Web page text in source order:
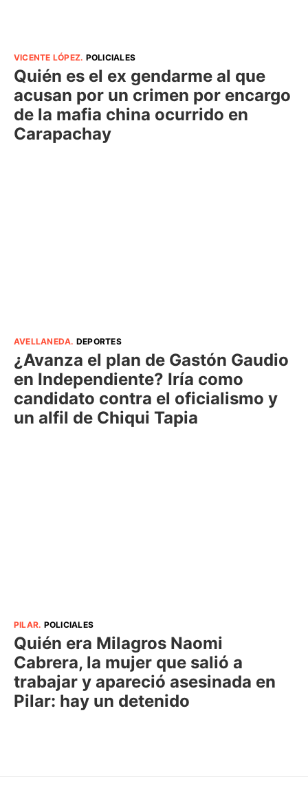
VICENTE LÓPEZ. POLICIALES
Quién es el ex gendarme al que
acusan por un crimen por encargo
de la mafia china ocurrido en
Carapachay
AVELLANEDA. DEPORTES
¿Avanza el plan de Gastón Gaudio
en Independiente? Iría como
candidato contra el oficialismo y
un alfil de Chiqui Tapia
PILAR. POLICIALES
Quién era Milagros Naomi
Cabrera, la mujer que salió a
trabajar y apareció asesinada en
Pilar: hay un detenido